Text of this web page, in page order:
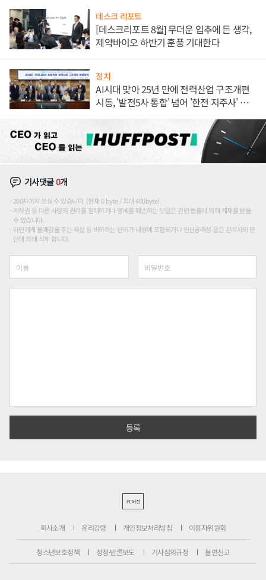
데스크 리포트
[데스크리포트 8월] 무더운 입추에 든 생각,
제약바이오 하반기 훈풍 기대한다
정치
AI시대 맞아 25년 만에 전력산업 구조개편
시동, '발전5사 통합' 넘어 '한전 지주사' 재편
기사댓글0개
200자까지 쓰실 수 있습니다. (현재 0 byte / 최대 400byte)
저작권 등 다른 사람의 권리를 침해하거나 명예를 훼손하는 댓글은 관련 법률에 의해 제재를 받을
수 있습니다.
타인에게 불쾌감을 주는 욕설 등 비하하는 단어가 내용에 포함되거나 인신공격성 글은 관리자의 판
단에 의해 삭제 합니다.
PC버전
회사소개 윤리강령 개인정보처리방침 이용자위원회
청소년보호정책 정정·반론보도 기사심의규정 불편신고